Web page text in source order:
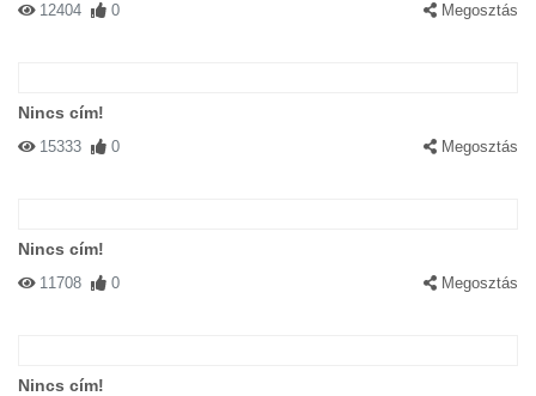
12404 0 Megosztás
Nincs cím!
15333 0 Megosztás
Nincs cím!
11708 0 Megosztás
Nincs cím!